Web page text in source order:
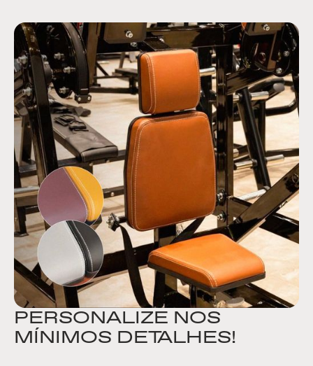
PERSONALIZE NOS
MÍNIMOS DETALHES!